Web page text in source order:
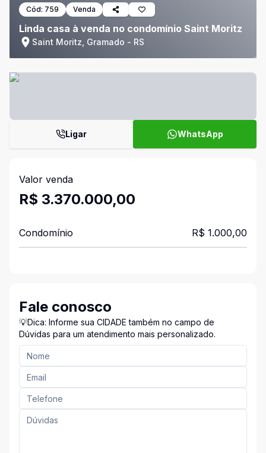
Cód: 759 Venda
Linda casa à venda no condomínio Saint Moritz
Saint Moritz, Gramado - RS
Ligar WhatsApp
Valor venda
R$ 3.370.000,00
Condomínio R$ 1.000,00
Fale conosco
💡Dica: Informe sua CIDADE também no campo de
Dúvidas para um atendimento mais personalizado.